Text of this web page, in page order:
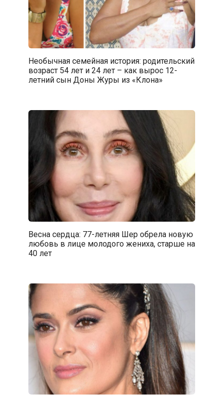
Необычная семейная история: родительский
возраст 54 лет и 24 лет – как вырос 12-
летний сын Доны Журы из «Клона»
Весна сердца: 77-летняя Шер обрела новую
любовь в лице молодого жениха, старше на
40 лет